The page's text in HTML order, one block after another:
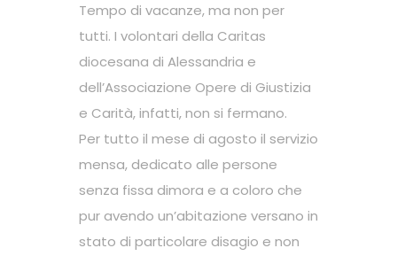
Tempo di vacanze, ma non per
tutti. I volontari della Caritas
diocesana di Alessandria e
dell’Associazione Opere di Giustizia
e Carità, infatti, non si fermano.
Per tutto il mese di agosto il servizio
mensa, dedicato alle persone
senza fissa dimora e a coloro che
pur avendo un’abitazione versano in
stato di particolare disagio e non